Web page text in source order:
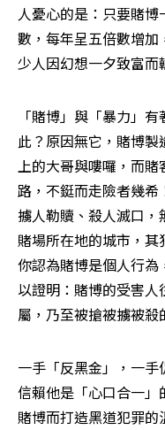
人憂心的是：只要賭
數，每年呈五倍數增
少人因幻想一夕致富而
「賭博」與「暴力」
此？原因無它，賭博
上的大哥與嘍囉，而
路，不鋌而走險者幾希
擄人勒贖、殺人滅口
賭場所在地的城市，
你認為賭博是個人行
以證明：賭博的受害
屬，乃至被搶被擄被殺
一手「反黑金」，一
信賴他是「心口合一
賭博而打造黑道犯罪